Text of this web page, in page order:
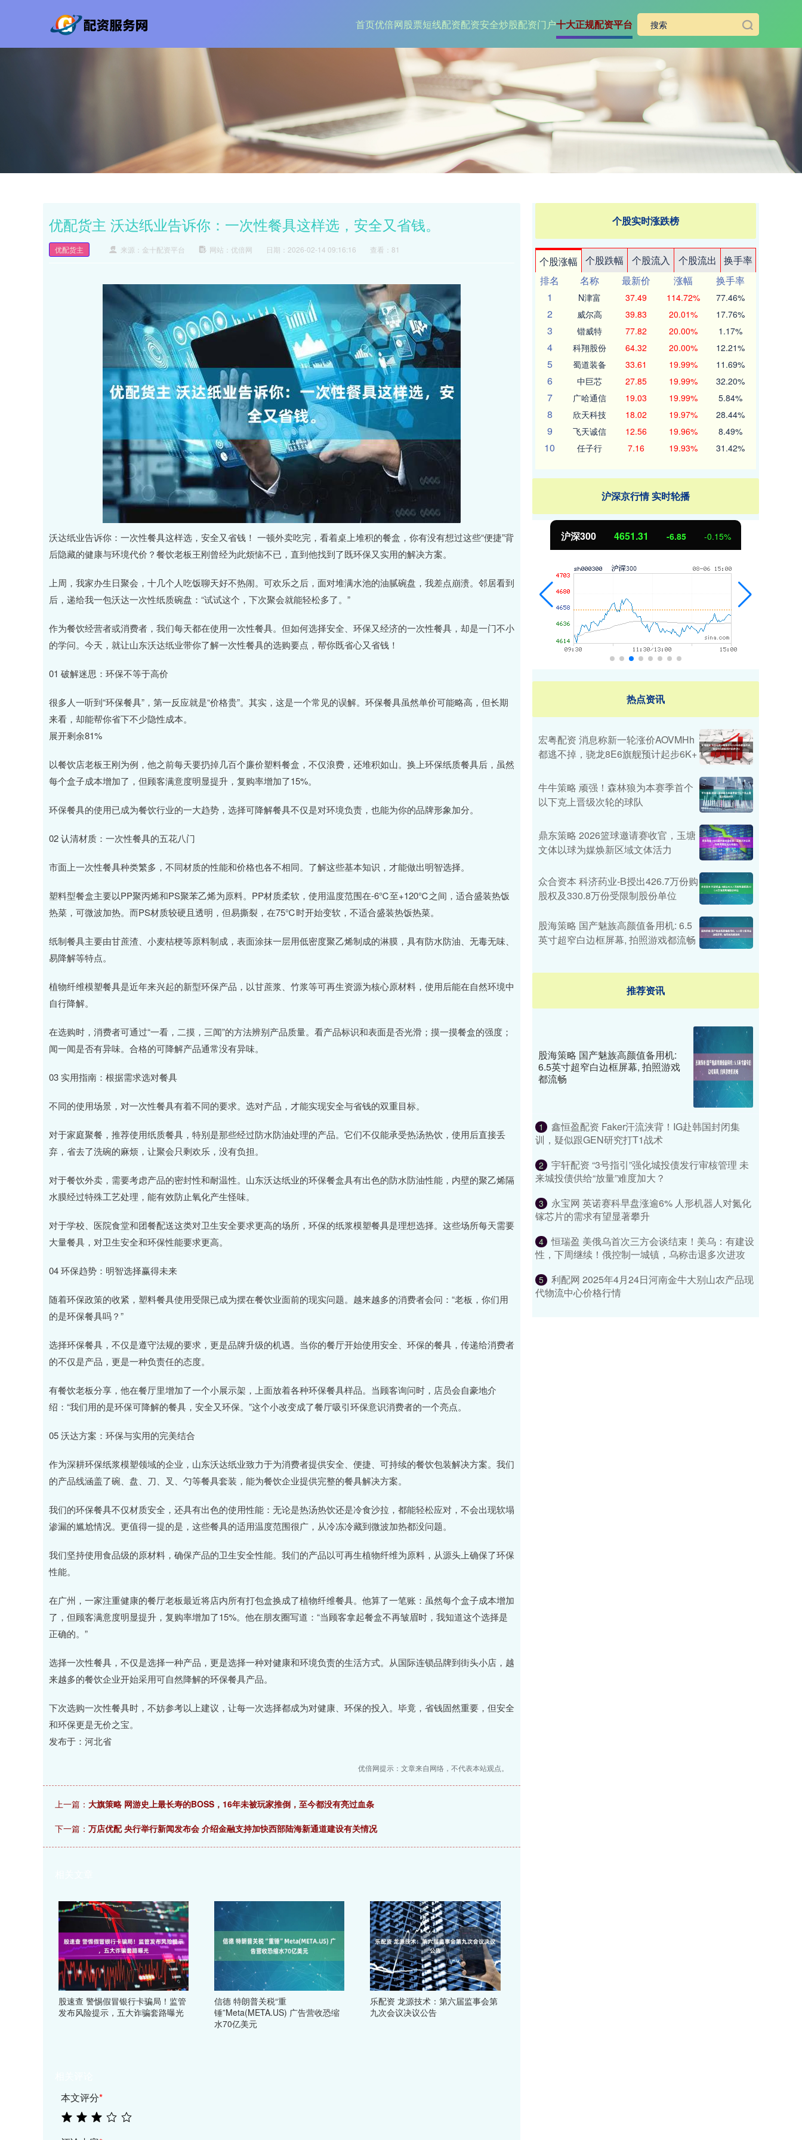
首页优倍网股票短线配资配资安全炒股配资门户十大正规配资平台
优配货主 沃达纸业告诉你：一次性餐具这样选，安全又省钱。
优配货主 来源：金十配资平台 网站：优倍网 日期：2026-02-14 09:16:16 查看：81
沃达纸业告诉你：一次性餐具这样选，安全又省钱！ 一顿外卖吃完，看着桌上堆积的餐盒，你有没有想过这些“便捷”背
后隐藏的健康与环境代价？餐饮老板王刚曾经为此烦恼不已，直到他找到了既环保又实用的解决方案。
上周，我家办生日聚会，十几个人吃饭聊天好不热闹。可欢乐之后，面对堆满水池的油腻碗盘，我差点崩溃。邻居看到
后，递给我一包沃达一次性纸质碗盘：“试试这个，下次聚会就能轻松多了。”
作为餐饮经营者或消费者，我们每天都在使用一次性餐具。但如何选择安全、环保又经济的一次性餐具，却是一门不小
的学问。今天，就让山东沃达纸业带你了解一次性餐具的选购要点，帮你既省心又省钱！
01 破解迷思：环保不等于高价
很多人一听到“环保餐具”，第一反应就是“价格贵”。其实，这是一个常见的误解。环保餐具虽然单价可能略高，但长期
来看，却能帮你省下不少隐性成本。
展开剩余81%
以餐饮店老板王刚为例，他之前每天要扔掉几百个廉价塑料餐盒，不仅浪费，还堆积如山。换上环保纸质餐具后，虽然
每个盒子成本增加了，但顾客满意度明显提升，复购率增加了15%。
环保餐具的使用已成为餐饮行业的一大趋势，选择可降解餐具不仅是对环境负责，也能为你的品牌形象加分。
02 认清材质：一次性餐具的五花八门
市面上一次性餐具种类繁多，不同材质的性能和价格也各不相同。了解这些基本知识，才能做出明智选择。
塑料型餐盒主要以PP聚丙烯和PS聚苯乙烯为原料。PP材质柔软，使用温度范围在-6℃至+120℃之间，适合盛装热饭
热菜，可微波加热。而PS材质较硬且透明，但易撕裂，在75℃时开始变软，不适合盛装热饭热菜。
纸制餐具主要由甘蔗渣、小麦桔梗等原料制成，表面涂抹一层用低密度聚乙烯制成的淋膜，具有防水防油、无毒无味、
易降解等特点。
植物纤维模塑餐具是近年来兴起的新型环保产品，以甘蔗浆、竹浆等可再生资源为核心原材料，使用后能在自然环境中
自行降解。
在选购时，消费者可通过“一看，二摸，三闻”的方法辨别产品质量。看产品标识和表面是否光滑；摸一摸餐盒的强度；
闻一闻是否有异味。合格的可降解产品通常没有异味。
03 实用指南：根据需求选对餐具
不同的使用场景，对一次性餐具有着不同的要求。选对产品，才能实现安全与省钱的双重目标。
对于家庭聚餐，推荐使用纸质餐具，特别是那些经过防水防油处理的产品。它们不仅能承受热汤热饮，使用后直接丢
弃，省去了洗碗的麻烦，让聚会只剩欢乐，没有负担。
对于餐饮外卖，需要考虑产品的密封性和耐温性。山东沃达纸业的环保餐盒具有出色的防水防油性能，内壁的聚乙烯隔
水膜经过特殊工艺处理，能有效防止氧化产生怪味。
对于学校、医院食堂和团餐配送这类对卫生安全要求更高的场所，环保的纸浆模塑餐具是理想选择。这些场所每天需要
大量餐具，对卫生安全和环保性能要求更高。
04 环保趋势：明智选择赢得未来
随着环保政策的收紧，塑料餐具使用受限已成为摆在餐饮业面前的现实问题。越来越多的消费者会问：“老板，你们用
的是环保餐具吗？”
选择环保餐具，不仅是遵守法规的要求，更是品牌升级的机遇。当你的餐厅开始使用安全、环保的餐具，传递给消费者
的不仅是产品，更是一种负责任的态度。
有餐饮老板分享，他在餐厅里增加了一个小展示架，上面放着各种环保餐具样品。当顾客询问时，店员会自豪地介
绍：“我们用的是环保可降解的餐具，安全又环保。”这个小改变成了餐厅吸引环保意识消费者的一个亮点。
05 沃达方案：环保与实用的完美结合
作为深耕环保纸浆模塑领域的企业，山东沃达纸业致力于为消费者提供安全、便捷、可持续的餐饮包装解决方案。我们
的产品线涵盖了碗、盘、刀、叉、勺等餐具套装，能为餐饮企业提供完整的餐具解决方案。
我们的环保餐具不仅材质安全，还具有出色的使用性能：无论是热汤热饮还是冷食沙拉，都能轻松应对，不会出现软塌
渗漏的尴尬情况。更值得一提的是，这些餐具的适用温度范围很广，从冷冻冷藏到微波加热都没问题。
我们坚持使用食品级的原材料，确保产品的卫生安全性能。我们的产品以可再生植物纤维为原料，从源头上确保了环保
性能。
在广州，一家注重健康的餐厅老板最近将店内所有打包盒换成了植物纤维餐具。他算了一笔账：虽然每个盒子成本增加
了，但顾客满意度明显提升，复购率增加了15%。他在朋友圈写道：“当顾客拿起餐盒不再皱眉时，我知道这个选择是
正确的。”
选择一次性餐具，不仅是选择一种产品，更是选择一种对健康和环境负责的生活方式。从国际连锁品牌到街头小店，越
来越多的餐饮企业开始采用可自然降解的环保餐具产品。
下次选购一次性餐具时，不妨参考以上建议，让每一次选择都成为对健康、环保的投入。毕竟，省钱固然重要，但安全
和环保更是无价之宝。
发布于：河北省
优倍网提示：文章来自网络，不代表本站观点。
上一篇： 大旗策略 网游史上最长寿的BOSS，16年未被玩家推倒，至今都没有亮过血条
下一篇： 万店优配 央行举行新闻发布会 介绍金融支持加快西部陆海新通道建设有关情况
股速查 警惕假冒银行卡骗局！监管
发布风险提示，五大诈骗套路曝光
信德 特朗普关税“重
锤”Meta(META.US) 广告营收恐缩
水70亿美元
乐配资 龙源技术：第六届监事会第
九次会议决议公告
本文评分*
个股实时涨跌榜
个股涨幅 个股跌幅 个股流入 个股流出
换手率
排名
名称 最新价 涨幅
换手率
1
N津富 37.49 114.72% 77.46%
2 威尔高 39.83 20.01% 17.76%
3 锴威特 77.82 20.00% 1.17%
4 科翔股份 64.32 20.00% 12.21%
5 蜀道装备 33.61 19.99% 11.69%
6 中巨芯 27.85 19.99% 32.20%
7 广哈通信 19.03 19.99% 5.84%
8 欣天科技 18.02 19.97% 28.44%
9 飞天诚信 12.56 19.96% 8.49%
10 任子行 7.16 19.93% 31.42%
沪深京行情 实时轮播
-0.01% 上证指数 3900.35 21.92 0.57% 深证成指 14110.12 -34.08 -0.24% 沪深300 4651.31 -6.85 -0.15%
热点资讯
宏粤配资 消息称新一轮涨价AOVMHh
都逃不掉，骁龙8E6旗舰预计起步6K+
牛牛策略 顽强！森林狼为本赛季首个
以下克上晋级次轮的球队
鼎东策略 2026篮球邀请赛收官，玉塘
文体以球为媒焕新区域文体活力
众合资本 科济药业-B授出426.7万份购
股权及330.8万份受限制股份单位
股海策略 国产魅族高颜值备用机: 6.5
英寸超窄白边框屏幕, 拍照游戏都流畅
推荐资讯
股海策略 国产魅族高颜值备用机:
6.5英寸超窄白边框屏幕, 拍照游戏
都流畅
1
鑫恒盈配资 Faker汗流浃背！IG赴韩国封闭集
训，疑似跟GEN研究打T1战术
2
宇轩配资 “3号指引”强化城投债发行审核管理 未
来城投债供给“放量”难度加大？
3
永宝网 英诺赛科早盘涨逾6% 人形机器人对氮化
镓芯片的需求有望显著攀升
4
恒瑞盈 美俄乌首次三方会谈结束！美乌：有建设
性，下周继续！俄控制一城镇，乌称击退多次进攻
5
利配网 2025年4月24日河南金牛大别山农产品现
代物流中心价格行情